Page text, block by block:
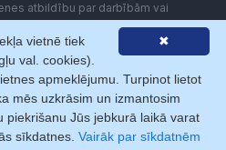
atbildību par darbībām vai
pakalpojumu. Lietotājam aizliegts
sistēmas vai iekārtas (robotus)
saskaņošanas ar Firmas.lv. Galvenā
Norēķini ar
✖
vietnē tiek
val. cookies).
apmeklējumu. Turpinot lietot
mēs uzkrāsim un izmantosim
piekrišanu Jūs jebkurā laikā varat
sīkdatnes. Vairāk par sīkdatnēm